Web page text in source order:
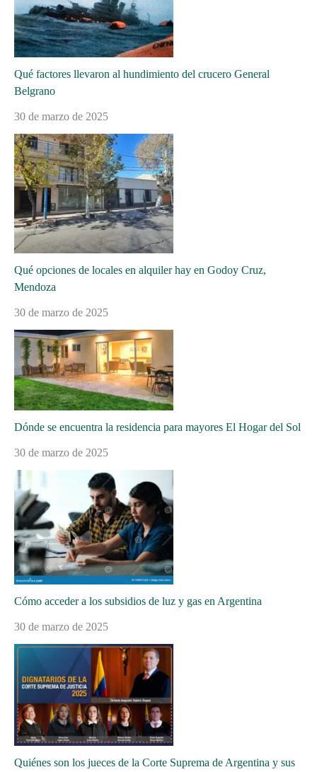
Qué factores llevaron al hundimiento del crucero General
Belgrano
30 de marzo de 2025
Qué opciones de locales en alquiler hay en Godoy Cruz,
Mendoza
30 de marzo de 2025
Dónde se encuentra la residencia para mayores El Hogar del Sol
30 de marzo de 2025
Cómo acceder a los subsidios de luz y gas en Argentina
30 de marzo de 2025
Quiénes son los jueces de la Corte Suprema de Argentina y sus